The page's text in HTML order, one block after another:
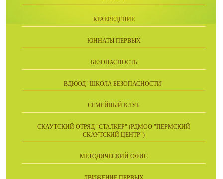
КРАЕВЕДЕНИЕ
ЮННАТЫ ПЕРВЫХ
БЕЗОПАСНОСТЬ
ВДЮОД "ШКОЛА БЕЗОПАСНОСТИ"
СЕМЕЙНЫЙ КЛУБ
СКАУТСКИЙ ОТРЯД "СТАЛКЕР" (РДМОО "ПЕРМСКИЙ
СКАУТСКИЙ ЦЕНТР")
МЕТОДИЧЕСКИЙ ОФИС
ДВИЖЕНИЕ ПЕРВЫХ